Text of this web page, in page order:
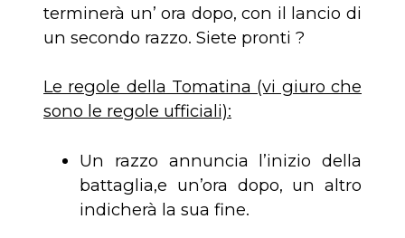
terminerà un’ ora dopo, con il lancio di
un secondo razzo. Siete pronti ?
Le regole della Tomatina (vi giuro che
sono le regole ufficiali):
Un razzo annuncia l’inizio della
battaglia,e un’ora dopo, un altro
indicherà la sua fine.